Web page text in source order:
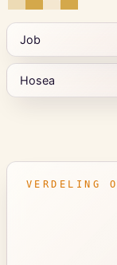
Job
Hosea
VERDELING